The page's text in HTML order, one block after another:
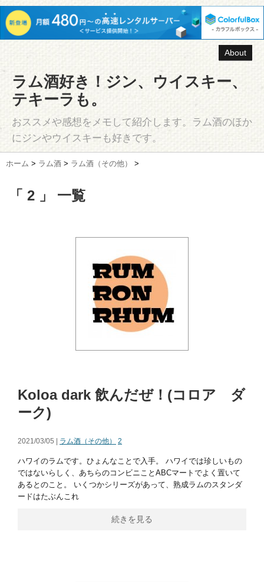
About
ラム酒好き！ジン、ウイスキー、
テキーラも。
おススメや感想をメモして紹介します。ラム酒のほか
にジンやウイスキーも好きです。
ホーム > ラム酒 > ラム酒（その他） >
「 2 」 一覧
Koloa dark 飲んだぜ！(コロア ダ
ーク)
2021/03/05 | ラム酒（その他） 2
ハワイのラムです。ひょんなことで入手。 ハワイでは珍しいもの
ではないらしく、あちらのコンビニことABCマートでよく置いて
あるとのこと。 いくつかシリーズがあって、熟成ラムのスタンダ
ードはたぶんこれ
続きを見る